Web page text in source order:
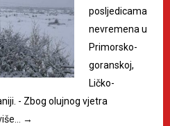
posljedicama
nevremena u
Primorsko-
goranskoj,
Ličko-
- Zbog olujnog vjetra
→